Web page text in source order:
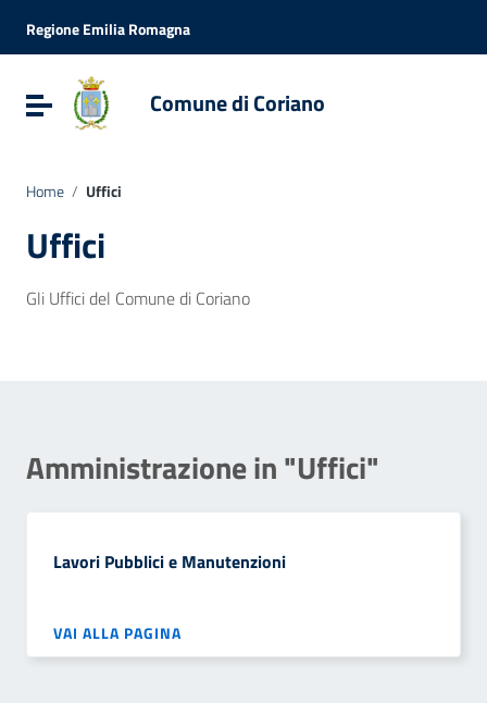
Vai al menu di navigazione
Vai al footer
Regione Emilia Romagna
Attiva / disattiva la navigazione
Comune di Coriano
Home / Uffici
Uffici
Gli Uffici del Comune di Coriano
Amministrazione in "Uffici"
Lavori Pubblici e Manutenzioni
VAI ALLA PAGINA